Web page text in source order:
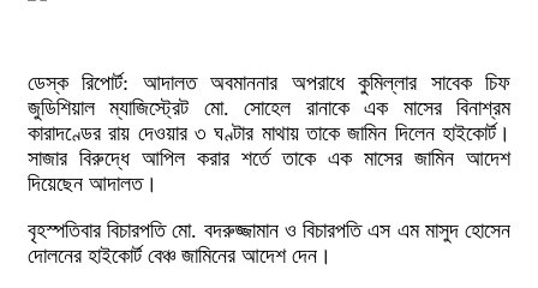
ডেস্ক রিপোর্ট: আদালত অবমাননার অপরাধে কুমিল্লার সাবেক চিফ
জুডিশিয়াল ম্যাজিস্ট্রেট মো. সোহেল রানাকে এক মাসের বিনাশ্রম
কারাদণ্ডের রায় দেওয়ার ৩ ঘণ্টার মাথায় তাকে জামিন দিলেন হাইকোর্ট।
সাজার বিরুদ্ধে আপিল করার শর্তে তাকে এক মাসের জামিন আদেশ
দিয়েছেন আদালত।
বৃহস্পতিবার বিচারপতি মো. বদরুজ্জামান ও বিচারপতি এস এম মাসুদ হোসেন
দোলনের হাইকোর্ট বেঞ্চ জামিনের আদেশ দেন।